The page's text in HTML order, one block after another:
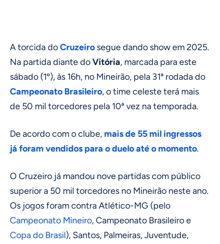
A torcida doCruzeiro segue dando show em 2025.
Na partida diante doVitória, marcada para este
sábado (1º), às 16h, no Mineirão, pela 31ª rodada do
Campeonato Brasileiro, o time celeste terá mais
de 50 mil torcedores pela 10ª vez na temporada.
De acordo com o clube, mais de 55 mil ingressos
já foram vendidos para o duelo até o momento.
O Cruzeiro já mandou nove partidas com público
superior a 50 mil torcedores no Mineirão neste ano.
Os jogos foram contra Atlético-MG (pelo
Campeonato Mineiro, Campeonato Brasileiro e
Copa do Brasil), Santos, Palmeiras, Juventude,